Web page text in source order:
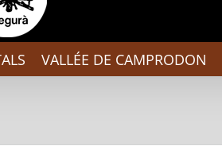
VALLÉE DE CAMPRODON